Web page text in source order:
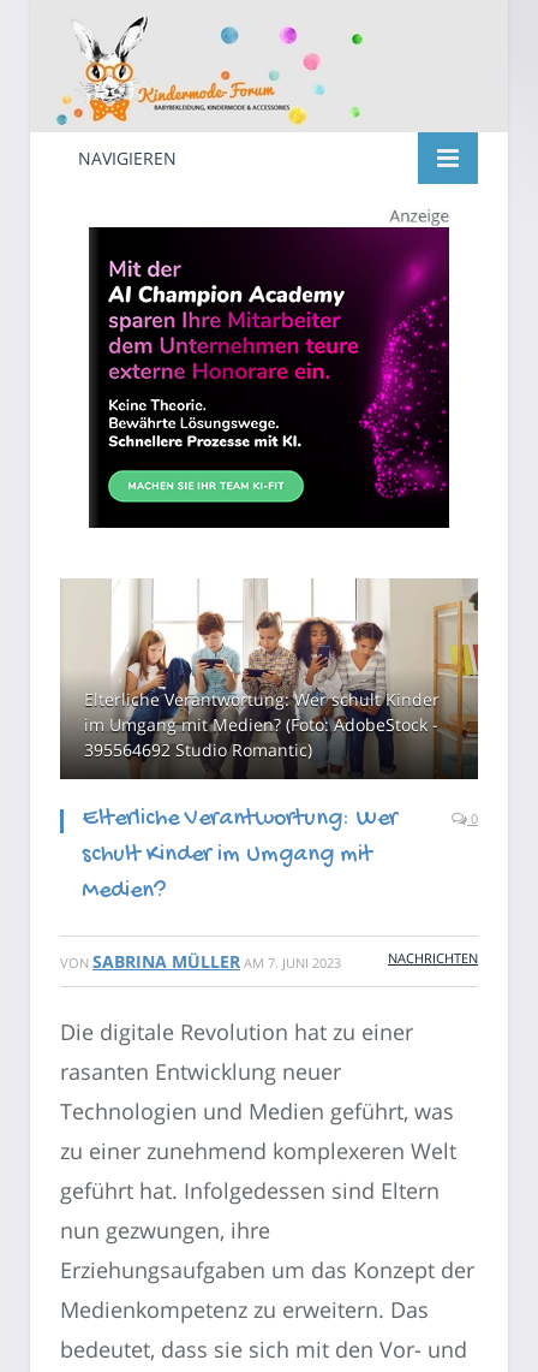
Kindermode
Suche
nach:
NAVIGIEREN
Elterliche Verantwortung: Wer schult Kinder
im Umgang mit Medien? (Foto: AdobeStock -
395564692 Studio Romantic)
Elterliche Verantwortung: Wer
schult Kinder im Umgang mit
Medien?
0
VON SABRINA MÜLLER AM 7. JUNI 2023 NACHRICHTEN
Die digitale Revolution hat zu einer
rasanten Entwicklung neuer
Technologien und Medien geführt, was
zu einer zunehmend komplexeren Welt
geführt hat. Infolgedessen sind Eltern
nun gezwungen, ihre
Erziehungsaufgaben um das Konzept der
Medienkompetenz zu erweitern. Das
bedeutet, dass sie sich mit den Vor- und